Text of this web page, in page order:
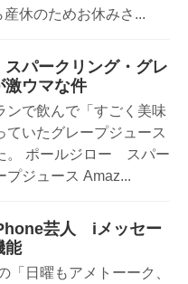
休のためお休みさ...
パークリング・グレ
激ウマな件
ンで飲んで「すごく美味
ていたグレープジュース
。 ポールジロー スパー
プジュース Amaz...
芸人 iメッセー
能
「日曜もアメトーーク、